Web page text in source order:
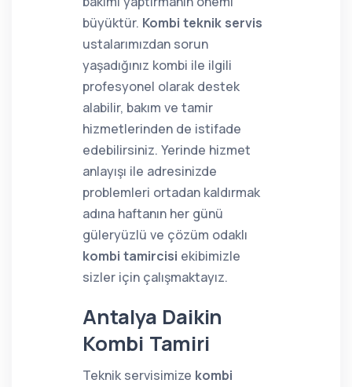
büyüktür. Kombi teknik servis
ustalarımızdan sorun
yaşadığınız kombi ile ilgili
profesyonel olarak destek
alabilir, bakım ve tamir
hizmetlerinden de istifade
edebilirsiniz. Yerinde hizmet
anlayışı ile adresinizde
problemleri ortadan kaldırmak
adına haftanın her günü
güleryüzlü ve çözüm odaklı
kombi tamircisi ekibimizle
sizler için çalışmaktayız.
Antalya Daikin
Kombi Tamiri
Teknik servisimize kombi